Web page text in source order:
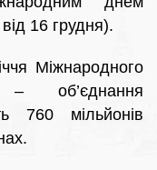
16 грудня).
Міжнародного
– об’єднання
760 мільйонів